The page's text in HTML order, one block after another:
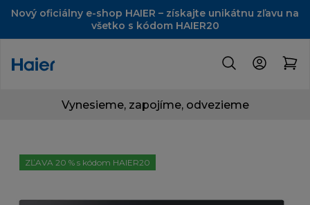
Nový oficiálny e-shop HAIER – získajte unikátnu zľavu na
všetko s kódom HAIER20
Vynesieme, zapojíme, odvezieme
ZĽAVA 20 % s kódom HAIER20